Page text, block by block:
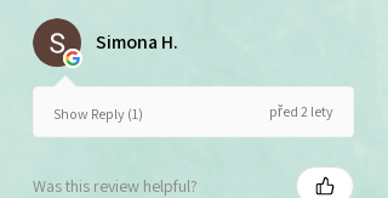
Simona H.
Show Reply (1) před 2 lety
Was this review helpful?